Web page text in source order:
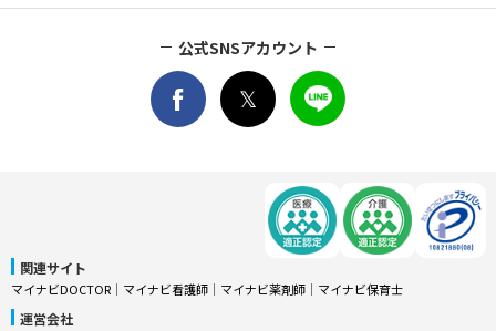
公式SNSアカウント
関連サイト
マイナビDOCTOR │ マイナビ看護師 │ マイナビ薬剤師 │ マイナビ保育士
運営会社